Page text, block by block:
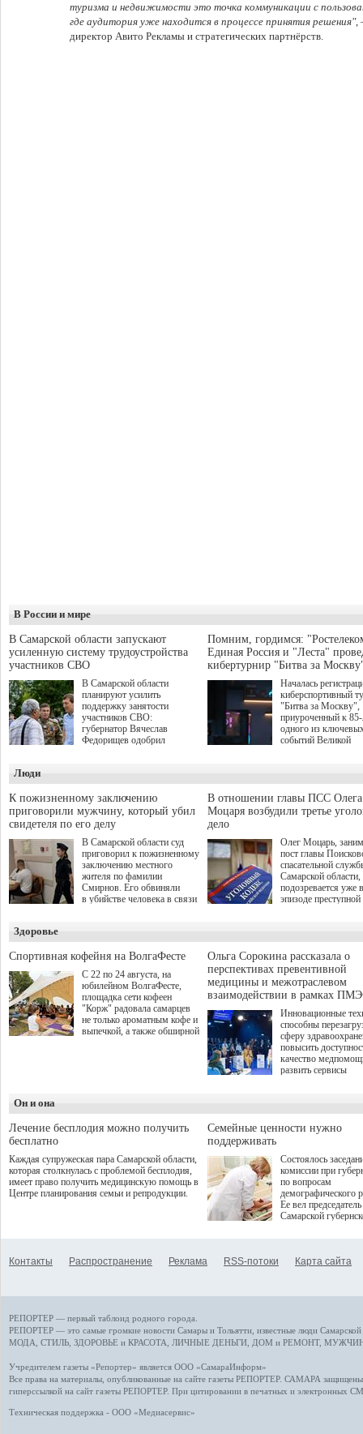
туризма и недвижимости это точка коммуникации с
где аудитория уже находится в процессе принятия решения",
директор Авито Рекламы и стратегических партнёрств.
В России и мире
В Самарской области запускают
усиленную систему трудоустройства
участников СВО
В Самарской области
планируют усилить
поддержку занятости
участников СВО:
губернатор Вячеслав
Федорищев одобрил
Живайкина, направленные
на трудоустройство и более
спокойную адаптацию к
мирной жизни.
Помним, гордимся:
Единая Россия и "Леста"
кибертурнир "Битва за
Началась
киберспортивный
"Битва за Москву",
приуроченный к
одного из
событий Великой
игре "Мир танков"
выступили
партия "Единая
игровая студия
Люди
К пожизненному заключению
приговорили мужчину, который убил
свидетеля по его делу
В Самарской области суд
приговорил к пожизненному
заключению местного
жителя по фамилии
Смирнов. Его обвиняли
в убийстве человека в связи
В отношении главы ПСС Олега
Моцаря возбудили третье
дело
Олег Моцарь,
пост главы
спасательной
Самарской области,
подозревается уже
эпизоде преступной
а сам он
Здоровье
Спортивная кофейня на ВолгаФесте
С 22 по 24 августа, на
юбилейном ВолгаФесте,
площадка сети кофеен
"Корж" радовала самарцев
не только ароматным кофе и
выпечкой, а также обширной
Ольга Сорокина рассказала о
перспективах превентивной
медицины и межотраслевом
взаимодействии в рамках
Инновационные
способны
сферу
повысить
качество
развить сервисы
определенными
К ним можно
возникающие при
данными
более динамичного
проникновения
сегмент
отраслевое
рассказала Ольга
ходе сессии
качества жизни" в
ПМЭФ 2025. В
РФ Михаил
представители
Государственной
Он и она
Лечение бесплодия можно получить
бесплатно
Каждая супружеская пара Самарской области,
которая столкнулась с проблемой бесплодия,
имеет право получить медицинскую помощь в
Центре планирования семьи и репродукции.
Семейные ценности нужно
поддерживать
Состоялось
комиссии при
по вопросам
демографического
Ее вел председатель
Самарской
Контакты Распространение Реклама RSS-потоки Карта сайта
РЕПОРТЕР — первый таблоид родного города.
РЕПОРТЕР — это самые громкие новости Самары и Тольятти, известные люди
МОДА, СТИЛЬ ЗДОРОВЬЕ и КРАСОТА ЛИЧНЫЕ ДЕНЬГИ ДОМ и РЕМОНТ,
Учредителем газеты «Репортер» является ООО «СамараИнформ»
Все права на материалы, опубликованные на сайте газеты РЕПОРТЕР. САМАРА защищены.
гиперссылкой на сайт газеты РЕПОРТЕР. При цитировании в печатных и электронных
Техническая поддержка - ООО «Медиасервис»